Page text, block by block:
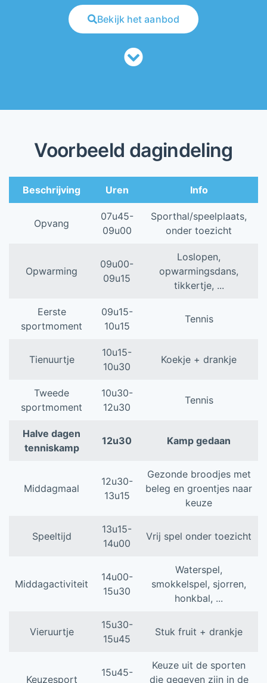
Bekijk het aanbod
Voorbeeld dagindeling
Beschrijving Uren Info
Opvang
07u45-
09u00
Sporthal/speelplaats,
onder toezicht
Opwarming
09u00-
09u15
Loslopen,
opwarmingsdans,
tikkertje, ...
Eerste
sportmoment
09u15-
10u15
Tennis
Tienuurtje
10u15-
10u30
Koekje + drankje
Tweede
sportmoment
10u30-
12u30
Tennis
Halve dagen
tenniskamp
12u30 Kamp gedaan
Middagmaal
12u30-
13u15
Gezonde broodjes met
beleg en groentjes naar
keuze
Speeltijd
13u15-
14u00
Vrij spel onder toezicht
Middagactiviteit
14u00-
15u30
Waterspel,
smokkelspel, sjorren,
honkbal, ...
Vieruurtje
15u30-
15u45
Stuk fruit + drankje
Keuzesport
15u45-
Keuze uit de sporten
die gegeven zijn in de